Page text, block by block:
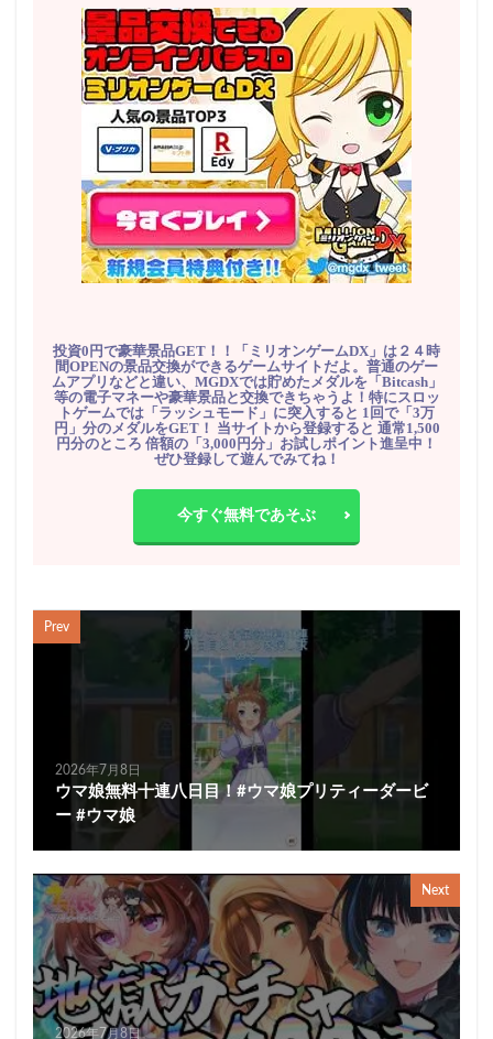
投資0円で豪華景品GET！！「ミリオンゲームDX」は２４時
間OPENの景品交換ができるゲームサイトだよ。普通のゲー
ムアプリなどと違い、MGDXでは貯めたメダルを「Bitcash」
等の電子マネーや豪華景品と交換できちゃうよ！特にスロッ
トゲームでは「ラッシュモード」に突入すると 1回で「3万
円」分のメダルをGET！ 当サイトから登録すると 通常1,500
円分のところ 倍額の「3,000円分」お試しポイント進呈中！
ぜひ登録して遊んでみてね！
今すぐ無料であそぶ
Prev
2026年7月8日
ウマ娘無料十連八日目！#ウマ娘プリティーダービ
ー #ウマ娘
Next
2026年7月8日